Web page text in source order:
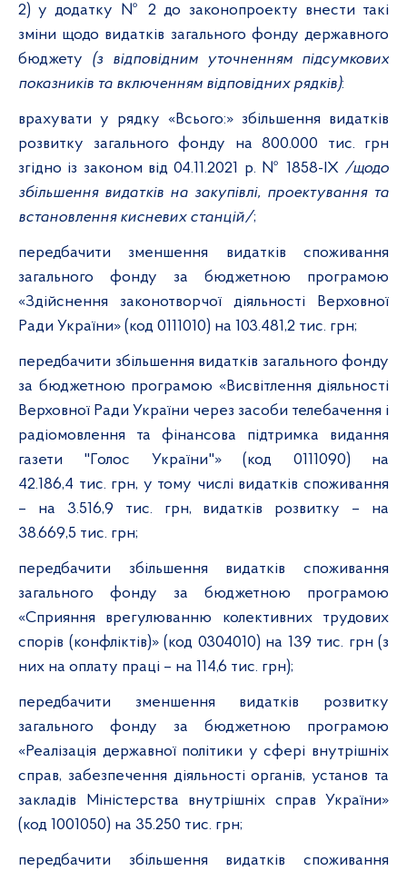
2) у додатку № 2 до законопроекту внести такі
зміни щодо видатків загального фонду державного
бюджету (з відповідним уточненням підсумкових
показників та включенням відповідних рядків):
врахувати у рядку «Всього:» збільшення видатків
розвитку загального фонду на 800.000 тис. грн
згідно із законом від 04.11.2021 р. № 1858-ІХ /щодо
збільшення видатків на закупівлі, проектування та
встановлення кисневих станцій/;
передбачити зменшення видатків споживання
загального фонду за бюджетною програмою
«Здійснення законотворчої діяльності Верховної
Ради України» (код 0111010) на 103.481,2 тис. грн;
передбачити збільшення видатків загального фонду
за бюджетною програмою «Висвітлення діяльності
Верховної Ради України через засоби телебачення і
радіомовлення та фінансова підтримка видання
газети "Голос України"» (код 0111090) на
42.186,4 тис. грн, у тому числі видатків споживання
– на 3.516,9 тис. грн, видатків розвитку – на
38.669,5 тис. грн;
передбачити збільшення видатків споживання
загального фонду за бюджетною програмою
«Сприяння врегулюванню колективних трудових
спорів (конфліктів)» (код 0304010) на 139 тис. грн (з
них на оплату праці – на 114,6 тис. грн);
передбачити зменшення видатків розвитку
загального фонду за бюджетною програмою
«Реалізація державної політики у сфері внутрішніх
справ, забезпечення діяльності органів, установ та
закладів Міністерства внутрішніх справ України»
(код 1001050) на 35.250 тис. грн;
передбачити збільшення видатків споживання